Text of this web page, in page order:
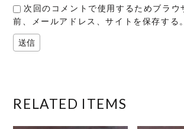
次回のコメントで使用するためブラウ
前、メールアドレス、サイトを保存する。
RELATED ITEMS